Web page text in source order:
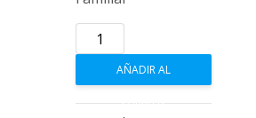
Supervisión
de
AÑADIR AL
CARRITO